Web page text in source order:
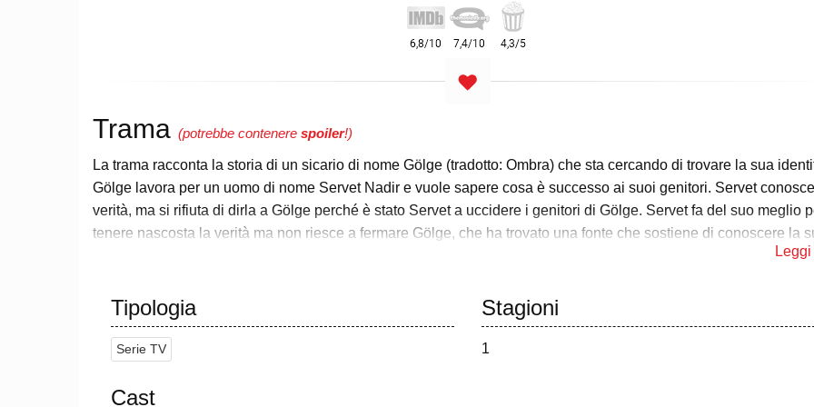
Trama (potrebbe contenere spoiler!)
La trama racconta la storia di un sicario di nome Gölge (tradotto: Ombra) che sta cercando di trovare la sua
Gölge lavora per un uomo di nome Servet Nadir e vuole sapere cosa è successo ai suoi genitori. Servet
verità, ma si rifiuta di dirla a Gölge perché è stato Servet a uccidere i genitori di Gölge. Servet fa del suo meglio
tenere nascosta la verità ma non riesce a fermare Gölge, che ha trovato una fonte che sostiene di conoscere la
famiglia. Servet ingaggia un assassino per uccidere Gölge, ma Gölge riesce a respingere l'assassino. Uno
Gölge si imbatte in una sartoria il cui proprietario è morto. Per nascondersi da Servet, finge di essere Adem
figlio del sarto Adil, morto da poco. Incontra nuove persone lungo la strada e dichiara di essere il figlio del sarto
defunto come copertura. Un uomo di nome Yakup si insospettisce di Adem e inizia a indagare sulla sua storia
Tipologia
Serie TV
Stagioni
1
Cast